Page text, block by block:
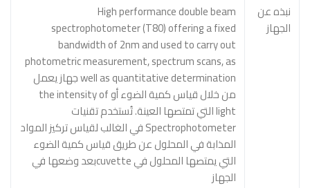
نبذه عن
الجهاز
High performance double beam
spectrophotometer (T80) offering a fixed
bandwidth of 2nm and used to carry out
photometric measurement, spectrum scans, as
well as quantitative determination جهاز يعمل
من خلال قياس كمية الضوء أو the intensity of
light التي تمتصها العينة. تُستخدم تقنيات
Spectrophotometer في الغالب لقياس تركيز المواد
المذابة في المحلول عن طريق قياس كمية الضوء
التي يمتصها المحلول في cuvetteبعد وضعها في
الجهاز